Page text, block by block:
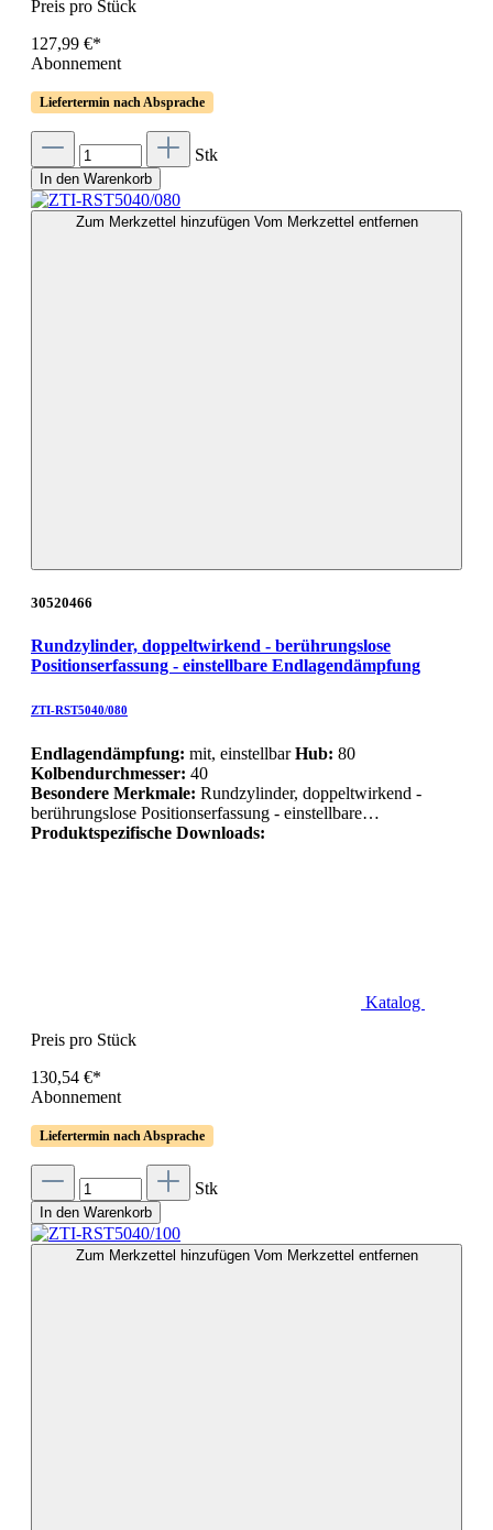
Preis pro Stück
127,99 €*
Abonnement
Liefertermin nach Absprache
Stk
In den Warenkorb
Zum Merkzettel hinzufügen Vom Merkzettel entfernen
30520466
Rundzylinder, doppeltwirkend - berührungslose
Positionserfassung - einstellbare Endlagendämpfung
ZTI-RST5040/080
Endlagendämpfung: mit, einstellbarHub: 80
Kolbendurchmesser: 40
Besondere Merkmale: Rundzylinder, doppeltwirkend -
berührungslose Positionserfassung - einstellbare…
Produktspezifische Downloads:
Katalog
Preis pro Stück
130,54 €*
Abonnement
Liefertermin nach Absprache
Stk
In den Warenkorb
Zum Merkzettel hinzufügen Vom Merkzettel entfernen